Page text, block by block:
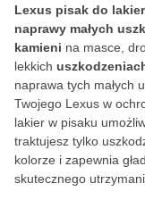
Lexus pisak do
naprawy małych
kamieni na masce,
lekkich
naprawa tych małych
Twojego Lexus w
lakier w pisaku
traktujesz tylko
kolorze i zapewnia
skutecznego